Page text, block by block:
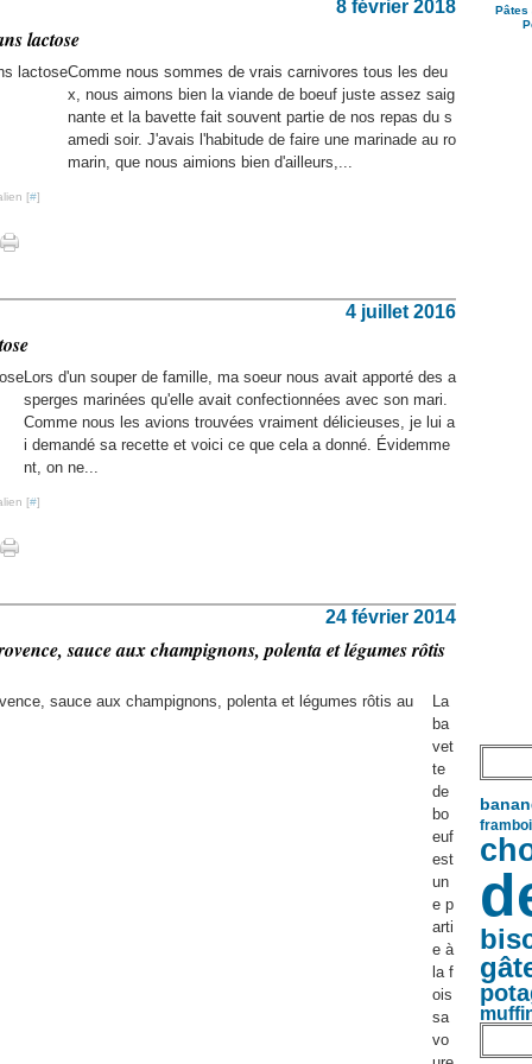
8 février 2018
lactose
Comme nous sommes de vrais carnivores tous les deu
x, nous aimons bien la viande de boeuf juste assez saig
nante et la bavette fait souvent partie de nos repas du s
amedi soir. J'avais l'habitude de faire une marinade au ro
marin, que nous aimions bien d'ailleurs,...
[#]
4 juillet 2016
Lors d'un souper de famille, ma soeur nous avait apporté des a
sperges marinées qu'elle avait confectionnées avec son mari.
Comme nous les avions trouvées vraiment délicieuses, je lui a
i demandé sa recette et voici ce que cela a donné. Évidemme
nt, on ne...
[#]
24 février 2014
sauce aux champignons, polenta et légumes rôtis
La
ba
vet
te
de
bo
euf
est
un
e p
arti
e à
la f
ois
sa
vo
Pâtes